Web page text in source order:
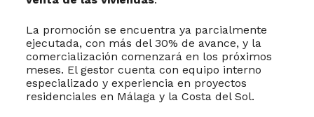
La promoción se encuentra ya parcialmente
ejecutada, con más del 30% de avance, y la
comercialización comenzará en los próximos
meses. El gestor cuenta con equipo interno
especializado y experiencia en proyectos
residenciales en Málaga y la Costa del Sol.